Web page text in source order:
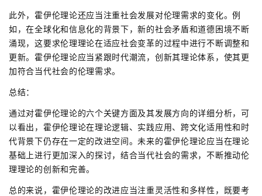
此外，霍伊伦理论还应当注重社会发展对伦理需求的变化。例
如，在全球化和信息化的背景下，新的社会矛盾和道德困境不断
涌现，这要求伦理理论在适应社会变革的过程中进行不断调整和
更新。霍伊伦理论应当紧跟时代潮流，创新其理论体系，使其更
加符合当代社会的伦理需求。
总结：
通过对霍伊伦理论的六个关键方面及其发展方向的详细分析，可
以看出，霍伊伦理论在理论逻辑、实践应用、跨文化适用性和时
代背景下仍存在一定的改进空间。未来的霍伊伦理论应当在理论
基础上进行更加深入的探讨，结合当代社会的需求，不断推动伦
理理论的创新和完善。
总的来说，霍伊伦理论的改进应当注重灵活性和多样性，既要考